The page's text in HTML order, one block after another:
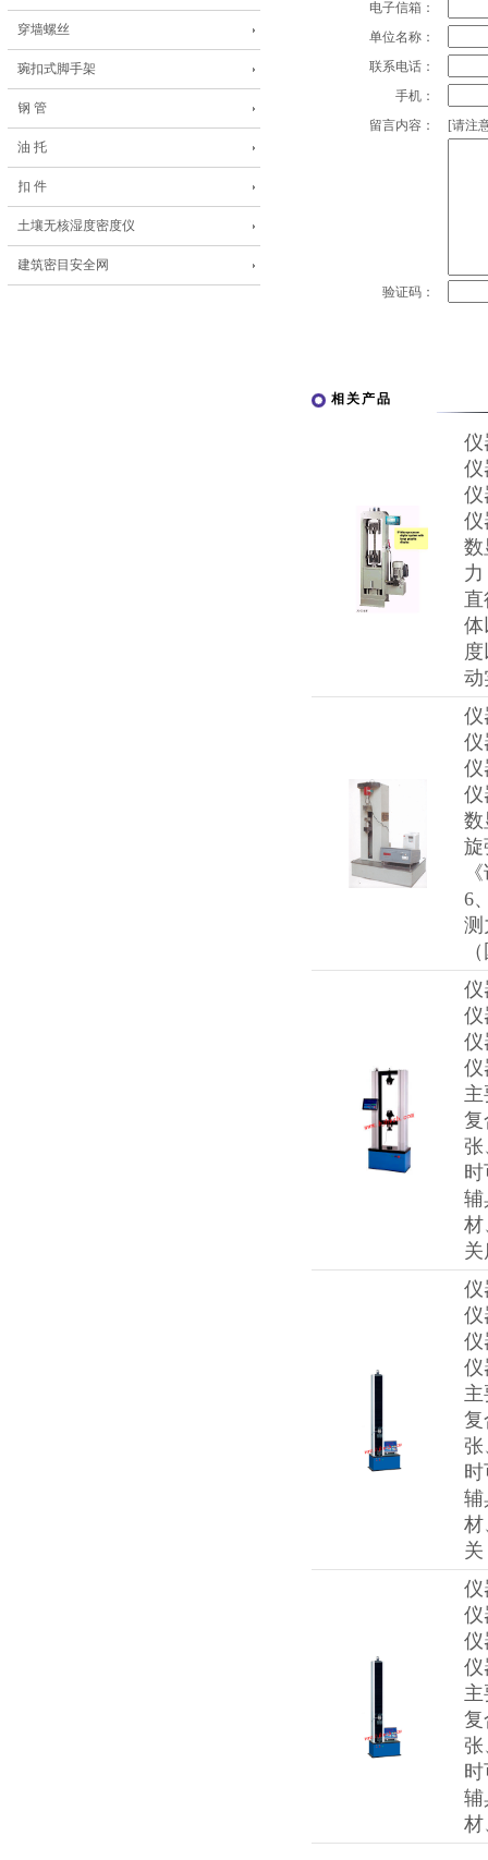
穿墙螺丝
琬扣式脚手架
钢 管
油 托
扣 件
土壤无核湿度密度仪
建筑密目安全网
电子信箱：
单位名称：
联系电话：
手机：
留言内容：
[请注
验证码：
相关产品
仪
仪
仪
仪
数
体
动
仪
仪
仪
仪
数
旋
6
测
仪
仪
仪
仪
复
张
辅
材
仪
仪
仪
仪
复
张
辅
材
关
仪
仪
仪
仪
复
张
辅
材